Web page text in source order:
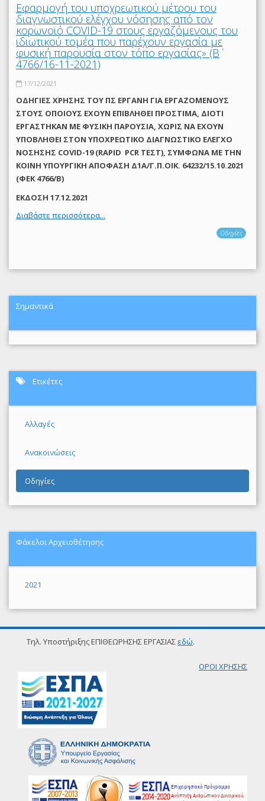
Εφαρμογή του υποχρεωτικού μέτρου του
διαγνωστικού ελέγχου νόσησης από τον
κορωνοϊό COVID-19 στους εργαζόμενους του
ιδιωτικού τομέα που παρέχουν εργασία με
φυσική παρουσία στον τόπο εργασίας» (Β΄
4766/16-11-2021)
17/12/2021
ΟΔΗΓΙΕΣ ΧΡΗΣΗΣ ΤΟΥ ΠΣ ΕΡΓΑΝΗ ΓΙΑ ΕΡΓΑΖΟΜΕΝΟΥΣ
ΣΤΟΥΣ ΟΠΟΙΟΥΣ ΕΧΟΥΝ ΕΠΙΒΛΗΘΕΙ ΠΡΟΣΤΙΜΑ, ΔΙΟΤΙ
ΕΡΓΑΣΤΗΚΑΝ ΜΕ ΦΥΣΙΚΗ ΠΑΡΟΥΣΙΑ, ΧΩΡΙΣ ΝΑ ΕΧΟΥΝ
ΥΠΟΒΛΗΘΕΙ ΣΤΟΝ ΥΠΟΧΡΕΩΤΙΚΟ ΔΙΑΓΝΩΣΤΙΚΟ ΕΛΕΓΧΟ
ΝΟΣΗΣΗΣ COVID-19 (RAPID PCR ΤΕΣΤ), ΣΥΜΦΩΝΑ ΜΕ THN
ΚΟΙΝΗ ΥΠΟΥΡΓΙΚΗ ΑΠΟΦΑΣΗ Δ1Α/Γ.Π.ΟΙΚ. 64232/15.10.2021
(ΦΕΚ 4766/Β)
ΕΚΔΟΣΗ 17.12.2021
Διαβάστε περισσότερα...
Οδηγίες
Σημαντικά
Ετικέτες
Αλλαγές
Ανακοινώσεις
Οδηγίες
Φάκελοι Αρχειοθέτησης
2021
Τηλ. Υποστήριξης ΕΠΙΘΕΩΡΗΣΗΣ ΕΡΓΑΣΙΑΣ εδώ.
ΟΡΟΙ ΧΡΗΣΗΣ